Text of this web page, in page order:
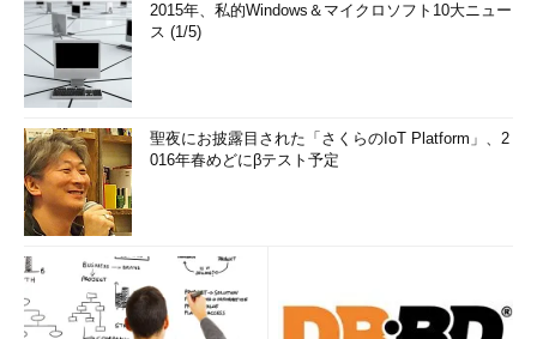
2015年、私的Windows＆マイクロソフト10大ニュー
ス (1/5)
聖夜にお披露目された「さくらのIoT Platform」、2
016年春めどにβテスト予定